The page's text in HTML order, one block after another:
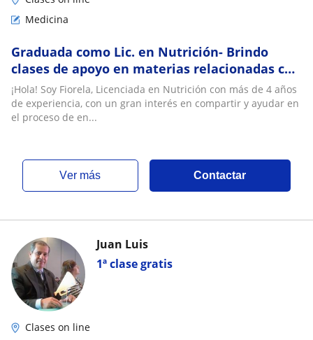
Medicina
Graduada como Lic. en Nutrición- Brindo
clases de apoyo en materias relacionadas con
la salud y nutrición-Fisiologia, Fisiopatolog
¡Hola! Soy Fiorela, Licenciada en Nutrición con más de 4 años
de experiencia, con un gran interés en compartir y ayudar en
el proceso de en...
ver más Contactar
1ª clase gratis
Juan Luis
Clases on line